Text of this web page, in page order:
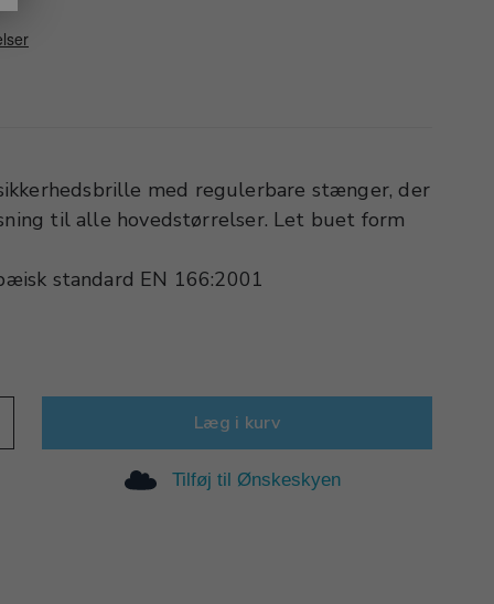
med regulerbare stænger, der
til alle hovedstørrelser. Let buet form
standard EN 166:2001
Læg i kurv
Tilføj til Ønskeskyen